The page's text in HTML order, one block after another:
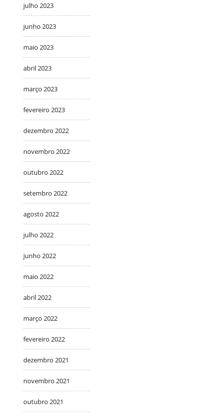
julho 2023
junho 2023
maio 2023
abril 2023
março 2023
fevereiro 2023
dezembro 2022
novembro 2022
outubro 2022
setembro 2022
agosto 2022
julho 2022
junho 2022
maio 2022
abril 2022
março 2022
fevereiro 2022
dezembro 2021
novembro 2021
outubro 2021